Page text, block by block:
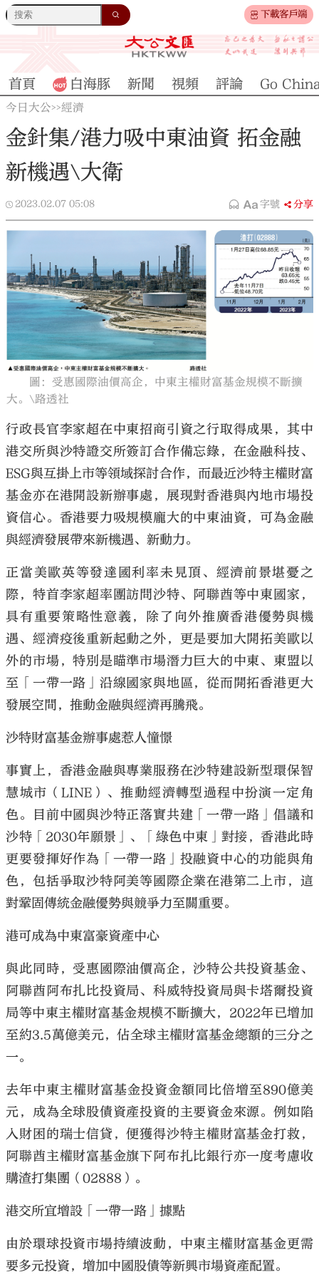
下載客戶端
首頁 白海豚 新聞 視頻 評論 Go
今日大公>>經濟
金針集/港力吸中東油資 拓金融
新機遇\大衛
2023.02.07 05:08 字號 分享
圖：受惠國際油價高企，中東主權財富基金規模不斷擴
大。\路透社
行政長官李家超在中東招商引資之行取得成果，其中
港交所與沙特證交所簽訂合作備忘錄，在金融科技、
ESG與互掛上市等領域探討合作，而最近沙特主權財富
基金亦在港開設新辦事處，展現對香港與內地市場投
資信心。香港要力吸規模龐大的中東油資，可為金融
與經濟發展帶來新機遇、新動力。
正當美歐英等發達國利率未見頂、經濟前景堪憂之
際，特首李家超率團訪問沙特、阿聯酋等中東國家，
具有重要策略性意義，除了向外推廣香港優勢與機
遇、經濟疫後重新起動之外，更是要加大開拓美歐以
外的市場，特別是瞄準市場潛力巨大的中東、東盟以
至「一帶一路」沿線國家與地區，從而開拓香港更大
發展空間，推動金融與經濟再騰飛。
沙特財富基金辦事處惹人憧憬
事實上，香港金融與專業服務在沙特建設新型環保智
慧城市（LINE）、推動經濟轉型過程中扮演一定角
色。目前中國與沙特正落實共建「一帶一路」倡議和
沙特「2030年願景」、「綠色中東」對接，香港此時
更要發揮好作為「一帶一路」投融資中心的功能與角
色，包括爭取沙特阿美等國際企業在港第二上市，這
對鞏固傳統金融優勢與競爭力至關重要。
港可成為中東富豪資產中心
與此同時，受惠國際油價高企，沙特公共投資基金、
阿聯酋阿布扎比投資局、科威特投資局與卡塔爾投資
局等中東主權財富基金規模不斷擴大，2022年已增加
至約3.5萬億美元，佔全球主權財富基金總額的三分之
一。
去年中東主權財富基金投資金額同比倍增至890億美
元，成為全球股債資產投資的主要資金來源。例如陷
入財困的瑞士信貸，便獲得沙特主權財富基金打救，
阿聯酋主權財富基金旗下阿布扎比銀行亦一度考慮收
購渣打集團（02888）。
港交所宜增設「一帶一路」據點
由於環球投資市場持續波動，中東主權財富基金更需
要多元投資，增加中國股債等新興市場資產配置。